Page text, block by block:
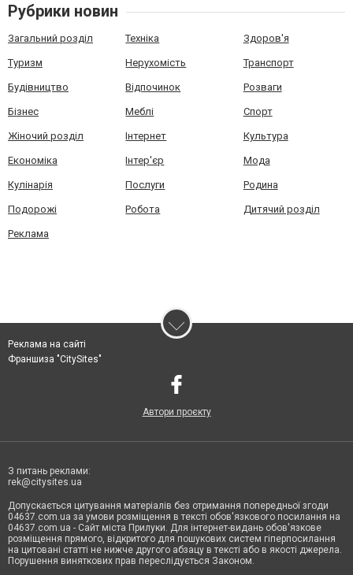
Рубрики новин
Загальний розділ Техніка Здоров'я
Туризм Нерухомість Транспорт
Будівництво Відпочинок Розваги
Бізнес Меблі Спорт
Жіночий розділ Інтернет Культура
Економіка Інтер'єр Мода
Кулінарія Послуги Родина
Подорожі Робота Дитячий розділ
Реклама
Реклама на сайті
Франшиза "CitySites"
Автори проєкту
З питань реклами:
rek@citysites.ua
Допускається цитування матеріалів без отримання попередньої згоди
04637.com.ua за умови розміщення в тексті обов'язкового посилання на
04637.com.ua - Сайт міста Прилуки. Для інтернет-видань обов'язкове
розміщення прямого, відкритого для пошукових систем гіперпосилання
на цитовані статті не нижче другого абзацу в тексті або в якості джерела.
Порушення виняткових прав переслідується Законом.